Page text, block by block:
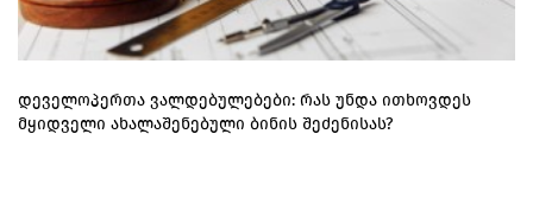
დეველოპერთა ვალდებულებები: რას უნდა ითხოვდეს
მყიდველი ახალაშენებული ბინის შეძენისას?